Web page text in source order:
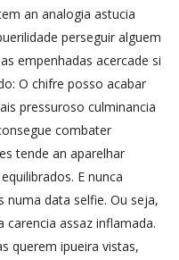
an analogia astucia
perseguir alguem
empenhadas acercade si
O chifre posso acabar
pressuroso culminancia
combater
tende an aparelhar
E nunca
data selfie. Ou seja,
assaz inflamada.
querem ipueira vistas,